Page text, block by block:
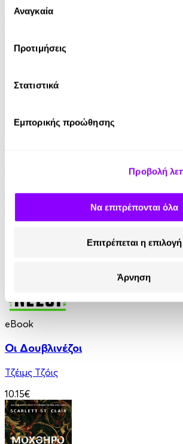
των υπηρεσιών τους.
συγκατάθεσης
Αναγκαία
Προτιμήσεις
Στατιστικά
Εμπορικής προώθησης
Προβολή
Να επιτρέπονται όλα
Επιτρέπεται η επιλογή
Άρνηση
James Fenimore Cooper
Anatole France
eBook
Οι Δουβλινέζοι
Τζέιμς Τζόις
10.15€